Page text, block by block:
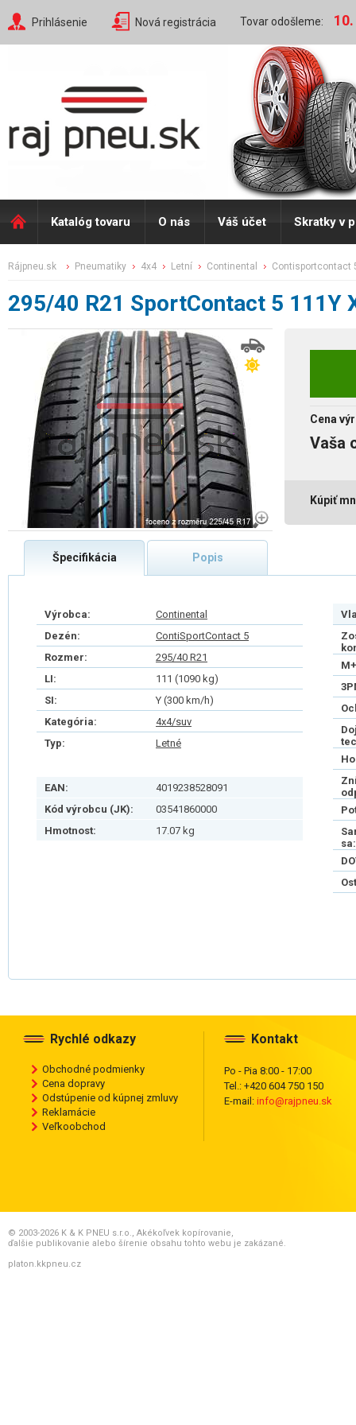
Prihlásenie Nová registrácia Tovar odošleme:
Katalóg tovaru O nás Váš účet Skratky v
rájpneu.sk pneumatiky 4x4 letní continental contisportcontact
295/40 R21 SportContact 5 111Y
Cena
Vaša
Kúpiť
Špecifikácia Popis
Výrobca:
Continental
Dezén:
ContiSportContact 5
Rozmer:
295/40 R21
LI:
111 (1090 kg)
SI:
Y (300 km/h)
Kategória:
4x4/suv
Typ:
Letné
EAN:
4019238528091
Kód výrobcu (JK):
03541860000
Hmotnost:
17.07 kg
sa:
Rychlé odkazy
Obchodné podmienky
Cena dopravy
Odstúpenie od kúpnej zmluvy
Reklamácie
Veľkoobchod
Kontakt
Po - Pia 8:00 - 17:00
Tel.: +420 604 750 150
E-mail: info@rajpneu.sk
© 2003-2026 K & K PNEU s.r.o., Akékoľvek kopírovanie,
ďalšie publikovanie alebo šírenie obsahu tohto webu je zakázané.
platon.kkpneu.cz